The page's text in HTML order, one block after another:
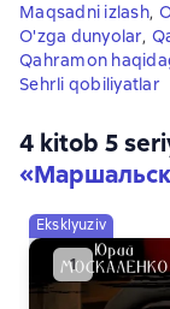
Maqsadni izlash,
O'zga dunyolar,
Qahramon
Sehrli qobiliyatlar
4 kitob 5
Eksklyuziv